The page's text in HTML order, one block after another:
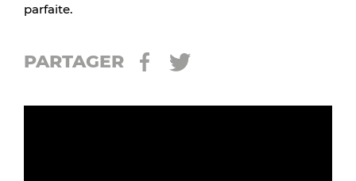
parfaite.
PARTAGER